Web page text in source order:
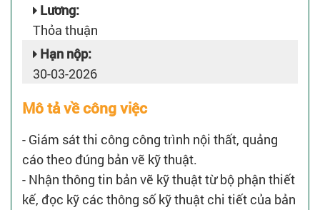
Lương:
Thỏa thuận
Hạn nộp:
30-03-2026
Mô tả về công việc
- Giám sát thi công công trình nội thất, quảng
cáo theo đúng bản vẽ kỹ thuật.
- Nhận thông tin bản vẽ kỹ thuật từ bộ phận thiết
kế, đọc kỹ các thông số kỹ thuật chi tiết của bản